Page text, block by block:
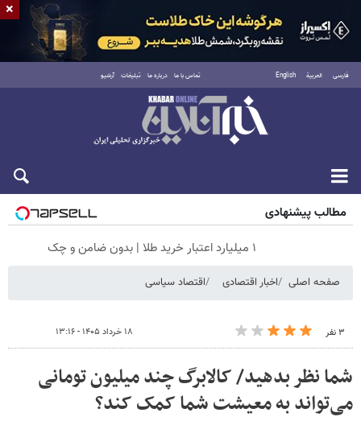
فارسی العربية English تماس با ما درباره ما تبلیغات آرشیو
شنبه ۱۷ مرداد ۱۴۰۵
مطالب پیشنهادی
۱ میلیارد اعتبار خرید طلا | بدون ضامن و چک
صفحه اصلی اخبار اقتصادی اقتصاد سیاسی
۳ نفر ۱۸ خرداد ۱۴۰۵ - ۱۳:۱۶
شما نظر بدهید/ کالابرگ چند میلیون تومانی
می‌تواند به معیشت شما کمک کند؟
×